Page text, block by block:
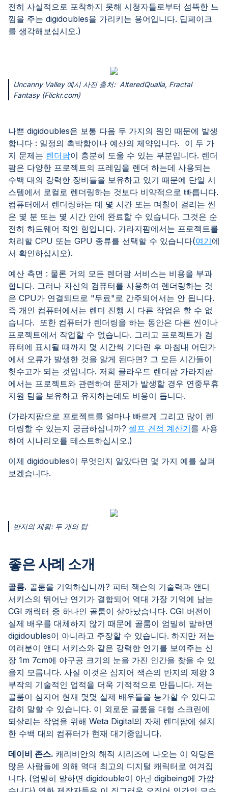
전히 사실적으로 포착하지 못해 시청자들로부터 섬뜩한 느
낌을 주는 digidoubles을 가리키는 용어입니다. 딥페이크
를 생각해보십시오.)
Uncanny Valley 예시 사진 출처: AlteredQualia, Fractal
Fantasy (Flickr.com)
나쁜 digidoubles은 보통 다음 두 가지의 원인 때문에 발생
합니다 : 일정의 촉박함이나 예산의 제약입니다. 이 두 가
지 문제는 렌더팜이 충분히 도울 수 있는 부분입니다. 렌더
팜은 다양한 프로젝트의 프레임을 렌더 하는데 사용되는
수백 대의 강력한 장비들을 보유하고 있기 때문에 단일 시
스템에서 로컬로 렌더링하는 것보다 비약적으로 빠릅니다.
컴퓨터에서 렌더링하는 데 몇 시간 또는 며칠이 걸리는 씬
은 몇 분 또는 몇 시간 안에 완료할 수 있습니다. 그것은 순
전히 하드웨어 적인 힘입니다. 가라지팜에서는 프로젝트를
처리할 CPU 또는 GPU 종류를 선택할 수 있습니다(여기에
서 확인하십시오).
예산 측면 : 물론 거의 모든 렌더팜 서비스는 비용을 부과
합니다. 그러나 자신의 컴퓨터를 사용하여 렌더링하는 것
은 CPU가 연결되므로 "무료"로 간주되어서는 안 됩니다.
즉 개인 컴퓨터에서는 렌더 진행 시 다른 작업은 할 수 없
습니다. 또한 컴퓨터가 렌더링을 하는 동안은 다른 씬이나
프로젝트에서 작업할 수 없습니다. 그리고 프로젝트가 컴
퓨터에 표시될 때까지 몇 시간씩 기다린 후 마침내 어딘가
에서 오류가 발생한 것을 알게 된다면? 그 모든 시간들이
헛수고가 되는 것입니다. 저희 클라우드 렌더팜 가라지팜
에서는 프로젝트와 관련하여 문제가 발생할 경우 연중무휴
지원 팀을 보유하고 유지하는데도 비용이 듭니다.
(가라지팜으로 프로젝트를 얼마나 빠르게 그리고 많이 렌
더링할 수 있는지 궁금하십니까? 셀프 견적 계산기를 사용
하여 시나리오를 테스트하십시오.)
이제 digidoubles이 무엇인지 알았다면 몇 가지 예를 살펴
보겠습니다.
반지의 제왕: 두 개의 탑
좋은 사례 소개
골룸. 골룸을 기억하십니까? 피터 잭슨의 기술력과 앤디
서키스의 뛰어난 연기가 결합되어 역대 가장 기억에 남는
CGI 캐릭터 중 하나인 골룸이 살아났습니다. CGI 버전이
실제 배우를 대체하지 않기 때문에 골룸이 엄밀히 말하면
digidoubles이 아니라고 주장할 수 있습니다. 하지만 저는
여러분이 앤디 서키스와 같은 강력한 연기를 보여주는 신
장 1m 7cm에 야구공 크기의 눈을 가진 인간을 찾을 수 있
을지 모릅니다. 사실 이것은 심지어 잭슨의 반지의 제왕 3
부작의 기술적인 업적을 더욱 기적적으로 만듭니다. 저는
골룸이 심지어 현재 몇몇 실제 배우들을 능가할 수 있다고
감히 말할 수 있습니다. 이 외로운 골룸을 대형 스크린에
되살리는 작업을 위해 Weta Digital의 자체 렌더팜에 설치
한 수백 대의 컴퓨터가 현재 대기중입니다.
데이비 존스. 캐리비안의 해적 시리즈에 나오는 이 악당은
많은 사람들에 의해 역대 최고의 디지털 캐릭터로 여겨집
니다. (엄밀히 말하면 digidouble이 아닌 digibeing에 가깝